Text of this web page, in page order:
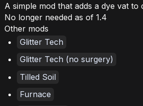
A simple mod that adds a dye vat
No longer needed as of 1.4
Other mods
Glitter Tech
Glitter Tech (no surgery)
Tilled Soil
Furnace